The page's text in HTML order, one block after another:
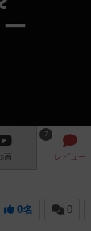
動画
7
レビュー
0名 0